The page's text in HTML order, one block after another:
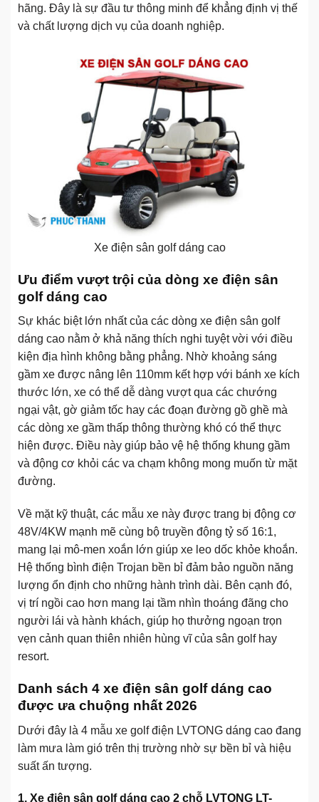
hãng. Đây là sự đầu tư thông minh để khẳng định vị thế
và chất lượng dịch vụ của doanh nghiệp.
Xe điện sân golf dáng cao
Ưu điểm vượt trội của dòng xe điện sân
golf dáng cao
Sự khác biệt lớn nhất của các dòng xe điện sân golf
dáng cao nằm ở khả năng thích nghi tuyệt vời với điều
kiện địa hình không bằng phẳng. Nhờ khoảng sáng
gầm xe được nâng lên 110mm kết hợp với bánh xe kích
thước lớn, xe có thể dễ dàng vượt qua các chướng
ngại vật, gờ giảm tốc hay các đoạn đường gồ ghề mà
các dòng xe gầm thấp thông thường khó có thể thực
hiện được. Điều này giúp bảo vệ hệ thống khung gầm
và động cơ khỏi các va chạm không mong muốn từ mặt
đường.
Về mặt kỹ thuật, các mẫu xe này được trang bị động cơ
48V/4KW mạnh mẽ cùng bộ truyền động tỷ số 16:1,
mang lại mô-men xoắn lớn giúp xe leo dốc khỏe khoắn.
Hệ thống bình điện Trojan bền bỉ đảm bảo nguồn năng
lượng ổn định cho những hành trình dài. Bên cạnh đó,
vị trí ngồi cao hơn mang lại tầm nhìn thoáng đãng cho
người lái và hành khách, giúp họ thưởng ngoạn trọn
vẹn cảnh quan thiên nhiên hùng vĩ của sân golf hay
resort.
Danh sách 4 xe điện sân golf dáng cao
được ưa chuộng nhất 2026
Dưới đây là 4 mẫu xe golf điện LVTONG dáng cao đang
làm mưa làm gió trên thị trường nhờ sự bền bỉ và hiệu
suất ấn tượng.
1. Xe điện sân golf dáng cao 2 chỗ LVTONG LT-